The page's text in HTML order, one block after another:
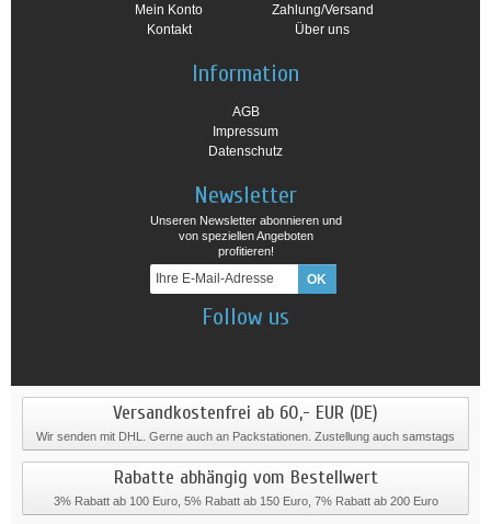
Mein Konto
Kontakt
Zahlung/Versand
Über uns
Information
AGB
Impressum
Datenschutz
Newsletter
Unseren Newsletter abonnieren und
von speziellen Angeboten
profitieren!
Follow us
Versandkostenfrei ab 60,- EUR (DE)
Wir senden mit DHL. Gerne auch an Packstationen. Zustellung auch samstags
Rabatte abhängig vom Bestellwert
3% Rabatt ab 100 Euro, 5% Rabatt ab 150 Euro, 7% Rabatt ab 200 Euro